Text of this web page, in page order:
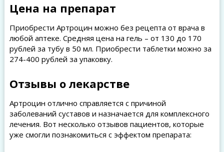
Цена на препарат
Приобрести Артроцин можно без рецепта от врача в
любой аптеке. Средняя цена на гель – от 130 до 170
рублей за тубу в 50 мл. Приобрести таблетки можно за
274-400 рублей за упаковку.
Отзывы о лекарстве
Артроцин отлично справляется с причиной
заболеваний суставов и назначается для комплексного
лечения. Вот несколько отзывов пациентов, которые
уже смогли познакомиться с эффектом препарата: